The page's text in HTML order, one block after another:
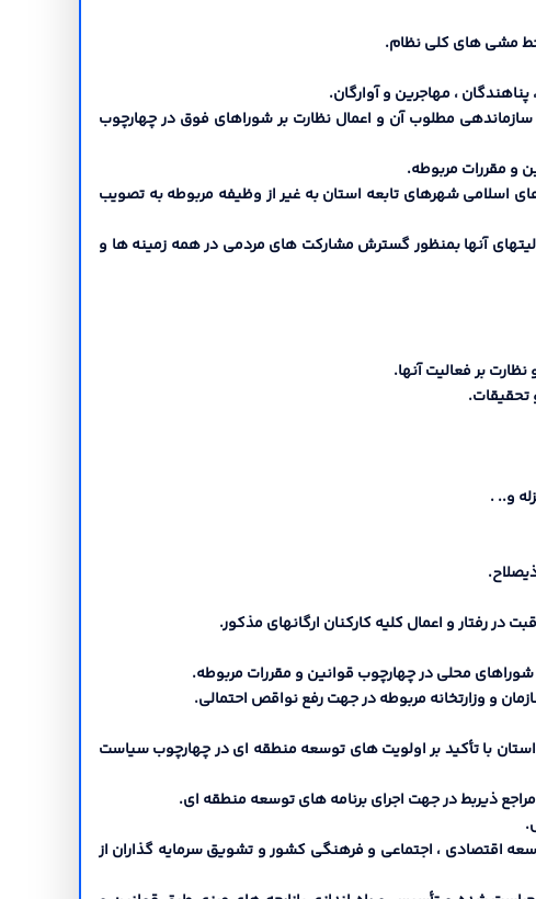
مطلوب آن و اعمال نظارت بر شوراهاي فوق در چهارچوب
اسلامی شهرهاي تابعه استان به غیر از وظیفه مربوطه به تصویب
آنها بمنظور گسترش مشارکت هاي مردمی در همه زمینه ها و
با تأکید بر اولویت هاي توسعه منطقه اي در چهارچوب سیاست
اقتصادي ، اجتماعی و فرهنگی کشور و تشویق سرمایه گذاران از